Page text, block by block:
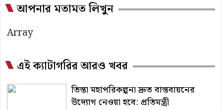
আপনার মতামত লিখুন
Array
এই ক্যাটাগরির আরও খবর
তিস্তা মহাপরিকল্পনা দ্রুত বাস্তবায়নের
উদ্যোগ নেওয়া হবে: প্রতিমন্ত্রী